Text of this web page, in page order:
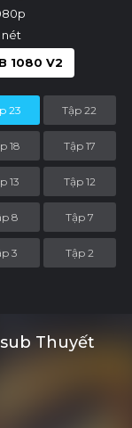
nét
1080 V2
23 Tập 22
18 Tập 17
13 Tập 12
8 Tập 7
3 Tập 2
Thuyết